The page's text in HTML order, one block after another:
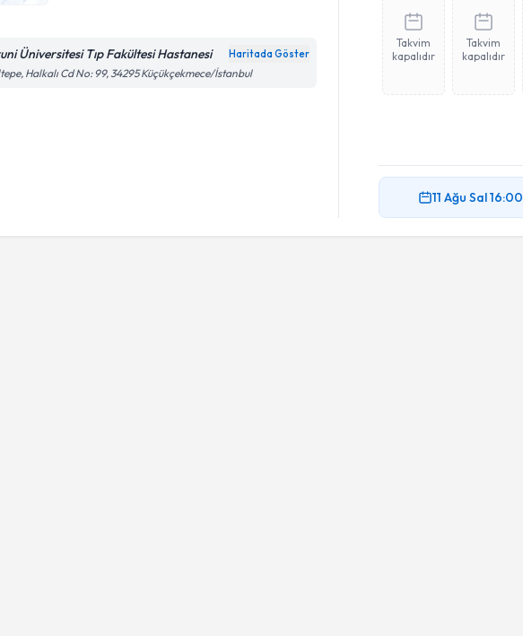
Üniversitesi Tıp Fakültesi Hastanesi Haritada Göster
Halkalı Cd No: 99, 34295 Küçükçekmece/İstanbul
Takvim
kapalıdır
Takvim
kapalıdır
11 Ağu Sal16:00